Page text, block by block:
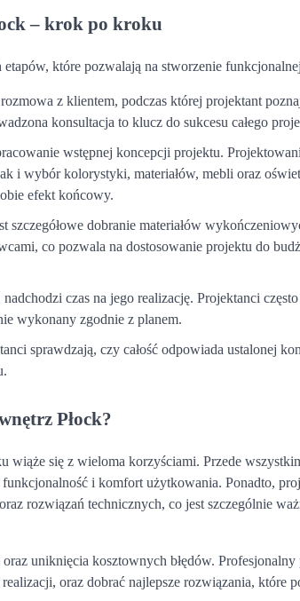
– krok po kroku
które pozwalają na stworzenie
z klientem, podczas której projektant
konsultacja to klucz do sukcesu całego
wstępnej koncepcji projektu.
i wybór kolorystyki, materiałów, mebli oraz
efekt końcowy.
szczegółowe dobranie materiałów
co pozwala na dostosowanie projektu do
czas na jego realizację. Projektanci
wykonany zgodnie z planem.
sprawdzają, czy całość odpowiada ustalonej
Płock?
wiąże się z wieloma korzyściami. Przede
i komfort użytkowania. Ponadto,
rozwiązań technicznych, co jest szczególnie
uniknięcia kosztownych błędów.
oraz dobrać najlepsze rozwiązania, które